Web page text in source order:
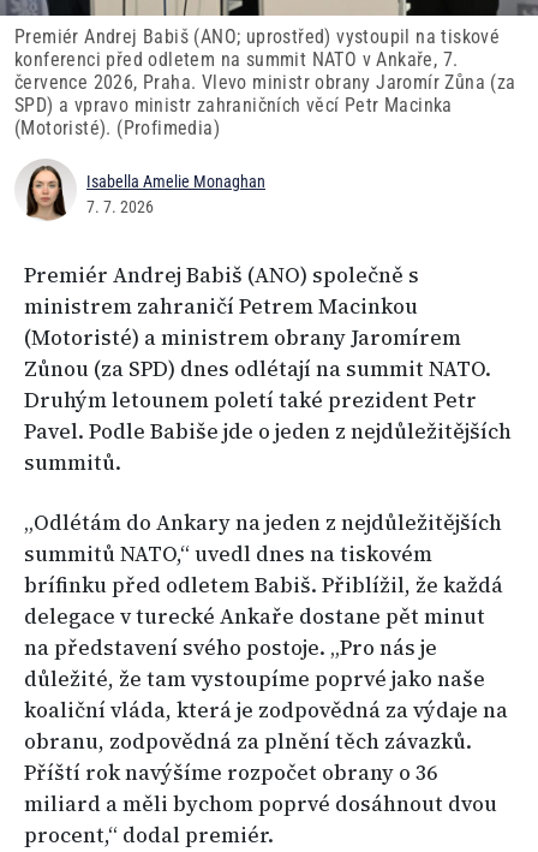
Premiér Andrej Babiš (ANO; uprostřed) vystoupil na tiskové
konferenci před odletem na summit NATO v Ankaře, 7.
července 2026, Praha. Vlevo ministr obrany Jaromír Zůna (za
SPD) a vpravo ministr zahraničních věcí Petr Macinka
(Motoristé). (Profimedia)
Isabella Amelie Monaghan
7. 7. 2026
Premiér Andrej Babiš (ANO) společně s
ministrem zahraničí Petrem Macinkou
(Motoristé) a ministrem obrany Jaromírem
Zůnou (za SPD) dnes odlétají na summit NATO.
Druhým letounem poletí také prezident Petr
Pavel. Podle Babiše jde o jeden z nejdůležitějších
summitů.
„Odlétám do Ankary na jeden z nejdůležitějších
summitů NATO,“ uvedl dnes na tiskovém
brífinku před odletem Babiš. Přiblížil, že každá
delegace v turecké Ankaře dostane pět minut
na představení svého postoje. „Pro nás je
důležité, že tam vystoupíme poprvé jako naše
koaliční vláda, která je zodpovědná za výdaje na
obranu, zodpovědná za plnění těch závazků.
Příští rok navýšíme rozpočet obrany o 36
miliard a měli bychom poprvé dosáhnout dvou
procent,“ dodal premiér.